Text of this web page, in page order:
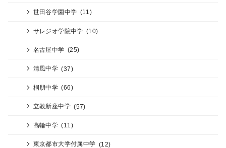
世田谷学園中学 (11)
サレジオ学院中学 (10)
名古屋中学 (25)
清風中学 (37)
桐朋中学 (66)
立教新座中学 (57)
高輪中学 (11)
東京都市大学付属中学 (12)